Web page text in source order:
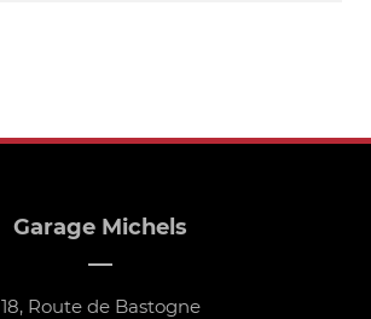
Garage Michels
18, Route de Bastogne